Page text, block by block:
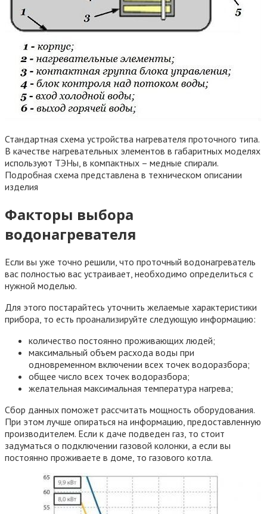
Стандартная схема устройства нагревателя проточного типа.
В качестве нагревательных элементов в габаритных моделях
используют ТЭНы, в компактных – медные спирали.
Подробная схема представлена в техническом описании
изделия
Факторы выбора
водонагревателя
Если вы уже точно решили, что проточный водонагреватель
вас полностью вас устраивает, необходимо определиться с
нужной моделью.
Для этого постарайтесь уточнить желаемые характеристики
прибора, то есть проанализируйте следующую информацию:
количество постоянно проживающих людей;
максимальный объем расхода воды при
одновременном включении всех точек водоразбора;
общее число всех точек водоразбора;
желательная максимальная температура нагрева;
Сбор данных поможет рассчитать мощность оборудования.
При этом лучше опираться на информацию, предоставленную
производителем. Если к даче подведен газ, то стоит
задуматься о подключении газовой колонки, а если вы
постоянно проживаете в доме, то газового котла.